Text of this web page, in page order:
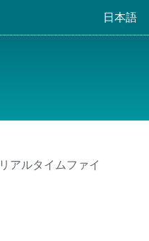
日本語
リアルタイムファイ